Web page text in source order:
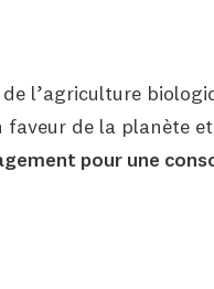
l’agriculture
faveur de la planète
pour une